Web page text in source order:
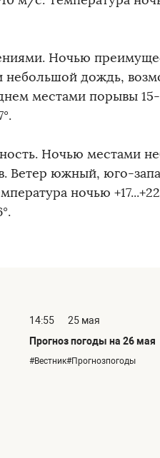
Ночью
дождь,
местами порывы
Ночью местами
Ветер южный, юго-
ночью
14:55
25 мая
Прогноз погоды на 26 мая
#Вестник#Прогнозпогоды